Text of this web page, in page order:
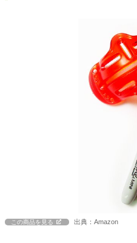
この商品を見る 出典：Amazon